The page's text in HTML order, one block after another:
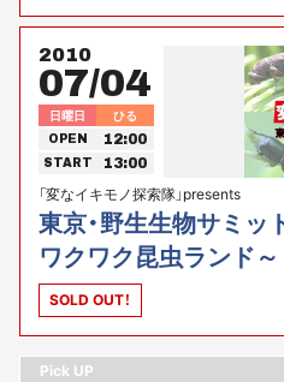
2010
07/04
日曜日 ひる
OPEN 12:00
START 13:00
「変なイキモノ探索隊」presents
東京・野生生物サミ
ワクワク昆虫ランド～
SOLD OUT！
Pick UP